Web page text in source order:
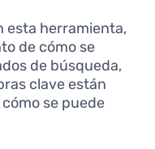
esta herramienta,
de cómo se
de búsqueda,
clave están
se puede